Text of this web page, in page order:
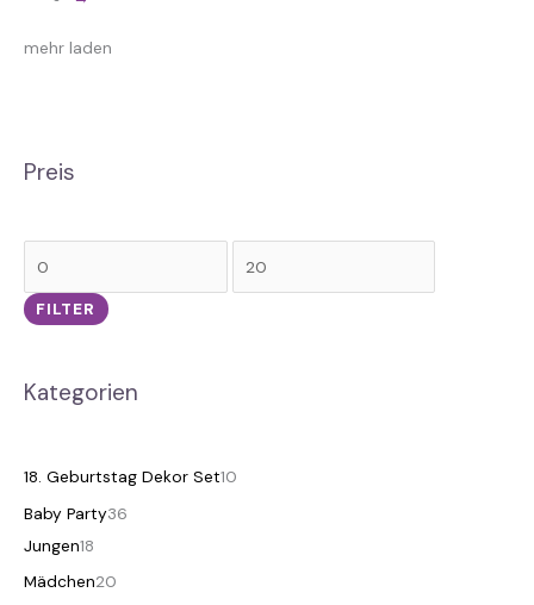
Preis
FILTER
Kategorien
18. Geburtstag Dekor Set10
Baby Party36
Jungen18
Mädchen20
mehr laden